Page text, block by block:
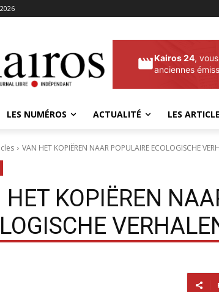
Kairos 24,
anciennes
LES NUMÉROS ACTUALITÉ LES
VAN HET KOPIËREN NAAR POPULAIRE ECOLOGISCHE
KOPIËREN